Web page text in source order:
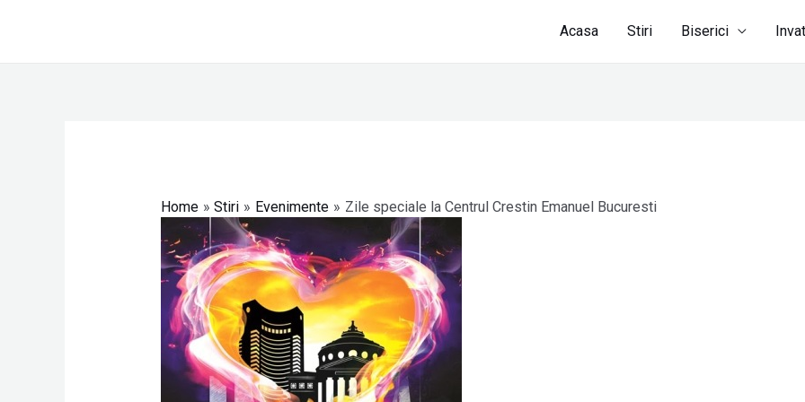
Acasa Stiri Biserici
Home Stiri Evenimente Zile speciale la Centrul Crestin Emanuel Bucuresti